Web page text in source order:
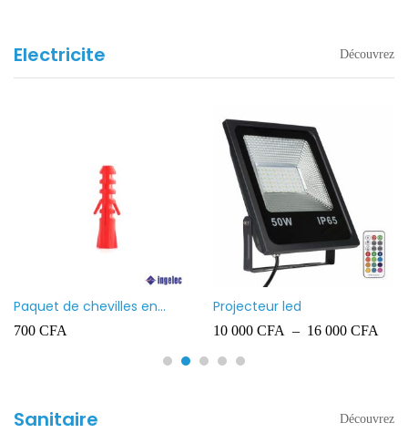
Electricite Découvrez
Paquet de chevilles en
plastique Ingelec – 8
700 CFA
Projecteur led
10 000 CFA – 16 000 CFA
Sanitaire Découvrez